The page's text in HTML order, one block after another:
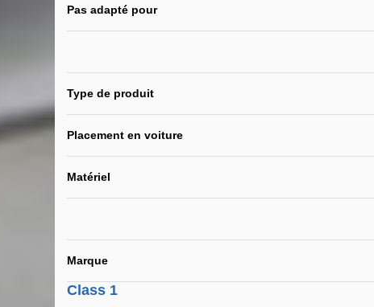
Pas adapté pour
Type de produit
Placement en voiture
Matériel
Marque
Class 1